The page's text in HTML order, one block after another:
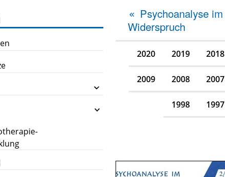
Psychoanalyse im
Widerspruch
2020 2019 2018
2009 2008 2007
1998 1997